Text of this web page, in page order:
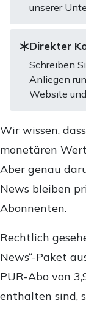
unserer
Direkter
Schreiben
Anliegen
Website
Wir wissen,
monetären
Aber genau
News bleiben
Abonnenten.
Rechtlich
News“-Paket
PUR-Abo von
enthalten sind,